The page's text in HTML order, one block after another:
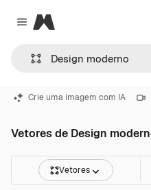
Close menu
Magnific
Crie uma imagem com IA
Vetores de Design
Vetores